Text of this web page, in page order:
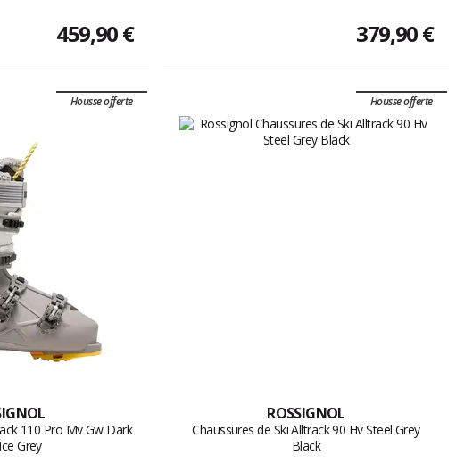
459,90 € 379,90 €
Housse offerte
110 Pro Mv Gw Dark
Grey
Housse offerte
ROSSIGNOL
Chaussures de Ski Alltrack 90 Hv Steel Grey
Black